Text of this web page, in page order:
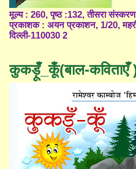
मूल्य : 260, पृष्ठ :132, तीसरा
प्रकाशक : अयन प्रकाशन, 1/20,
दिल्ली-110030 2
कुकड़ूँ_कूँ(बाल-कविताएँ